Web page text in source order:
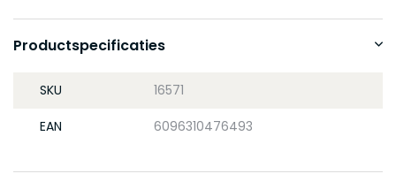
Productspecificaties
SKU 16571
EAN 6096310476493